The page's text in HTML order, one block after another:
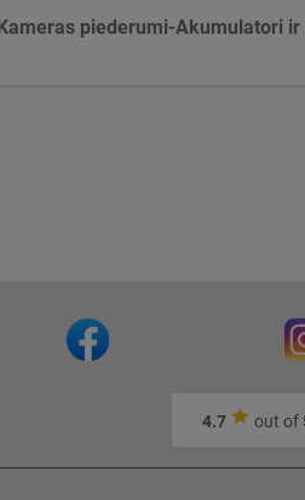
piederumi-Akumulatori
4.7 out of